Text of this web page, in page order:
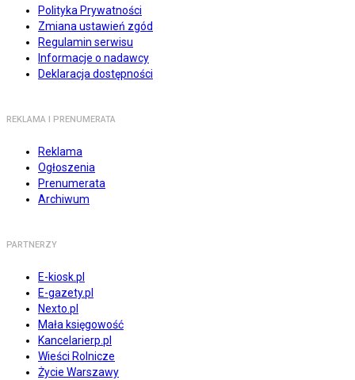
Polityka Prywatności
Zmiana ustawień zgód
Regulamin serwisu
Informacje o nadawcy
Deklaracja dostępności
REKLAMA I PRENUMERATA
Reklama
Ogłoszenia
Prenumerata
Archiwum
PARTNERZY
E-kiosk.pl
E-gazety.pl
Nexto.pl
Mała księgowość
Kancelarierp.pl
Wieści Rolnicze
Życie Warszawy